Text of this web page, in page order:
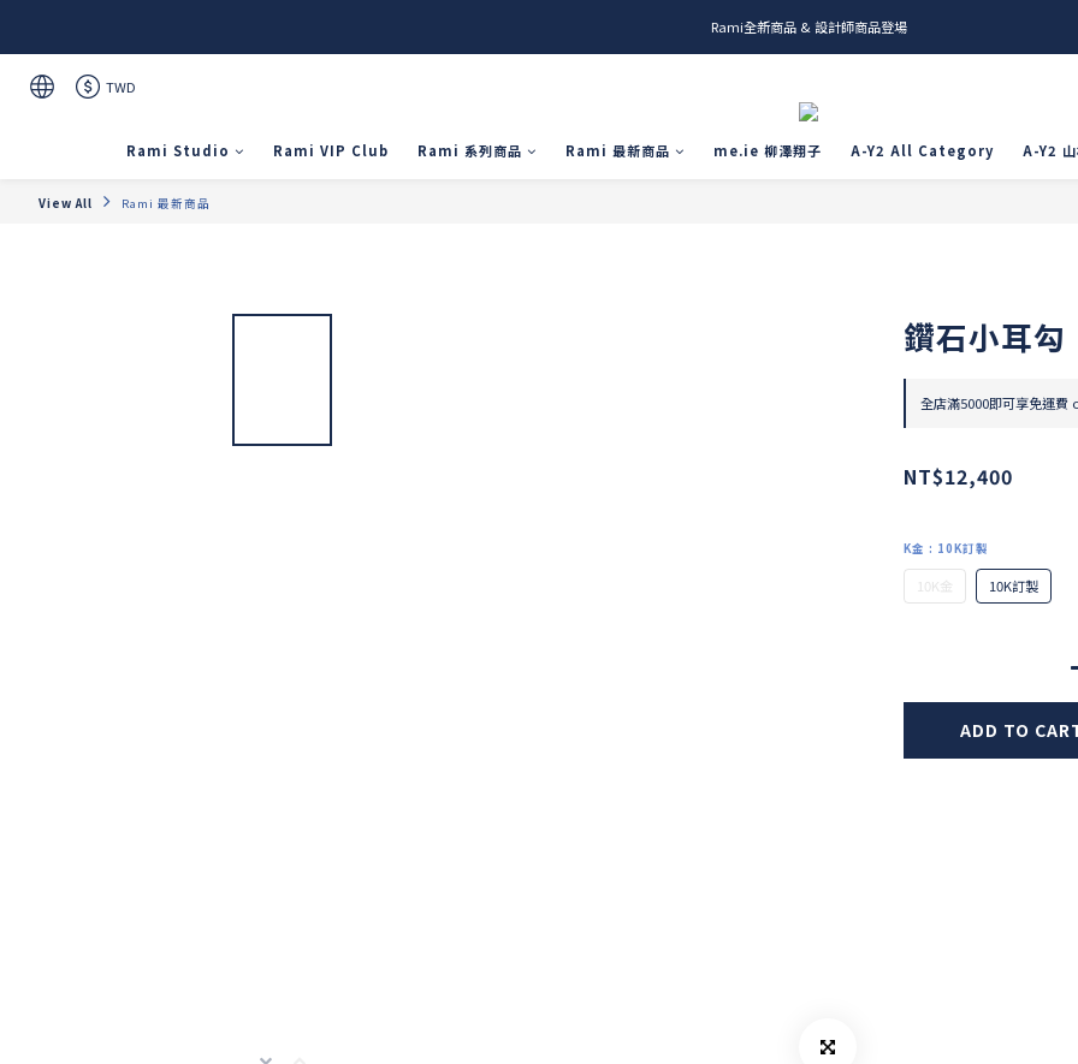
me.ie & A-Y2 新發售
Rami全新商品 & 設計師商品登場
TWD
Rami Studio Rami VIP Club Rami 系列商品 Rami 最新商品 me.ie 柳澤翔子 A-Y2 All Category A-Y2
View All Rami 最新商品
鑽石小耳勾
全店滿5000即可享免運費
NT$12,400
K金 : 10K訂製
10K金 10K訂製
ADD TO